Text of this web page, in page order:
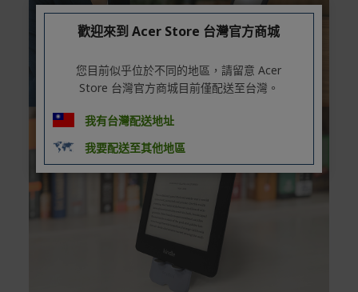
歡迎來到 Acer Store 台灣官方商城
您目前似乎位於不同的地區，請留意 Acer
Store 台灣官方商城目前僅配送至台灣。
我有台灣配送地址
我要配送至其他地區